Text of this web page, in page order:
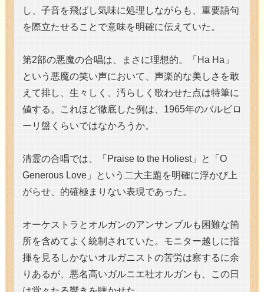
し、子音を飛ばし気味に処理しながらも、重要語句
を際立たせることで意味を明確に伝えていた。
第2部の悪魔の合唱は、まさに理想的。「Ha Ha」
という悪魔の笑い声において、声楽的な美しさを敢
えて排し、生々しく、汚らしく歌わせた点は特筆に
値する。これほど徹底した例は、1965年のバルビロ
ーリ盤くらいではなかろうか。
清霊の合唱では、「Praise to the Holiest」と「O
Generous Love」という二大主題を明確に浮かび上
がらせ、的確極まりない表現であった。
オーケストラとオルガンのアンサンブルも困難な箇
所を含めてよく統制されていた。モニター越しに指
揮を見るしかないオルガニストの苦労は察するに余
りあるが、悪名高いガルニエ社オルガンも、この日